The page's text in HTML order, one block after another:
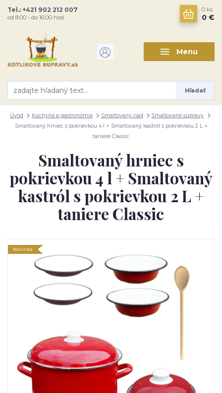
Menu
Hľadať
Tel.: +421 902 212 007
od 8:00 - do 16:00 hod
0 ks
0 €
Úvod Kuchyňa a gastronómia Smaltovaný riad
Smaltované súpravy
Smaltovaný hrniec s pokrievkou 4 l + Smaltovaný kastról s pokrievkou 2 L +
taniere Classic
Smaltovaný hrniec s
pokrievkou 4 l + Smaltovaný
kastról s pokrievkou 2 L +
taniere Classic
Novinka